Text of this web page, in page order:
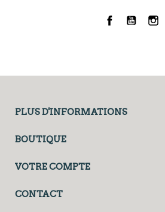
Facebook
PLUS D'INFORMATIONS
BOUTIQUE
VOTRE COMPTE
CONTACT